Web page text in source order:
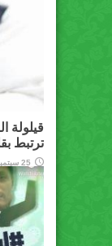
قيلولة
ترتبط
25 سبتمبر، 2019